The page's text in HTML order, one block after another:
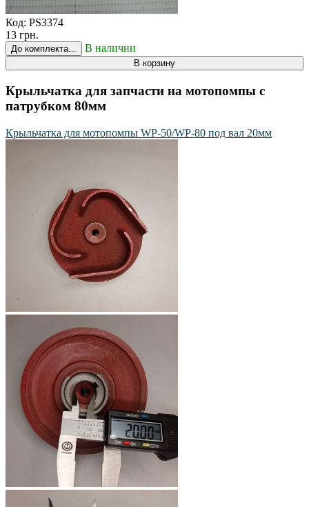
Код: PS3374
13 грн.
До комплекта... В наличии
В корзину
Крыльчатка для запчасти на мотопомпы с
патрубком 80мм
Крыльчатка для мотопомпы WP-50/WP-80 под вал 20мм